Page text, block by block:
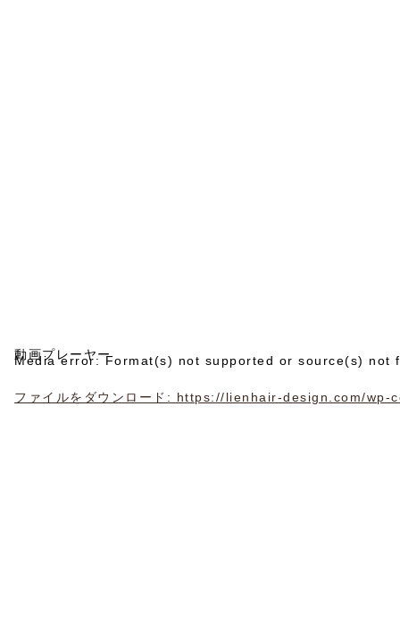
Media error: Format(s) not supported or source(s) not
ファイルをダウンロード: https://lienhair-design.com/
動画プレーヤー